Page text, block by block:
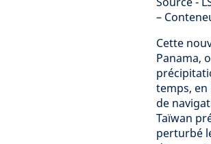
–
Cette
Panama,
temps, en
de
Taïwan
perturbé